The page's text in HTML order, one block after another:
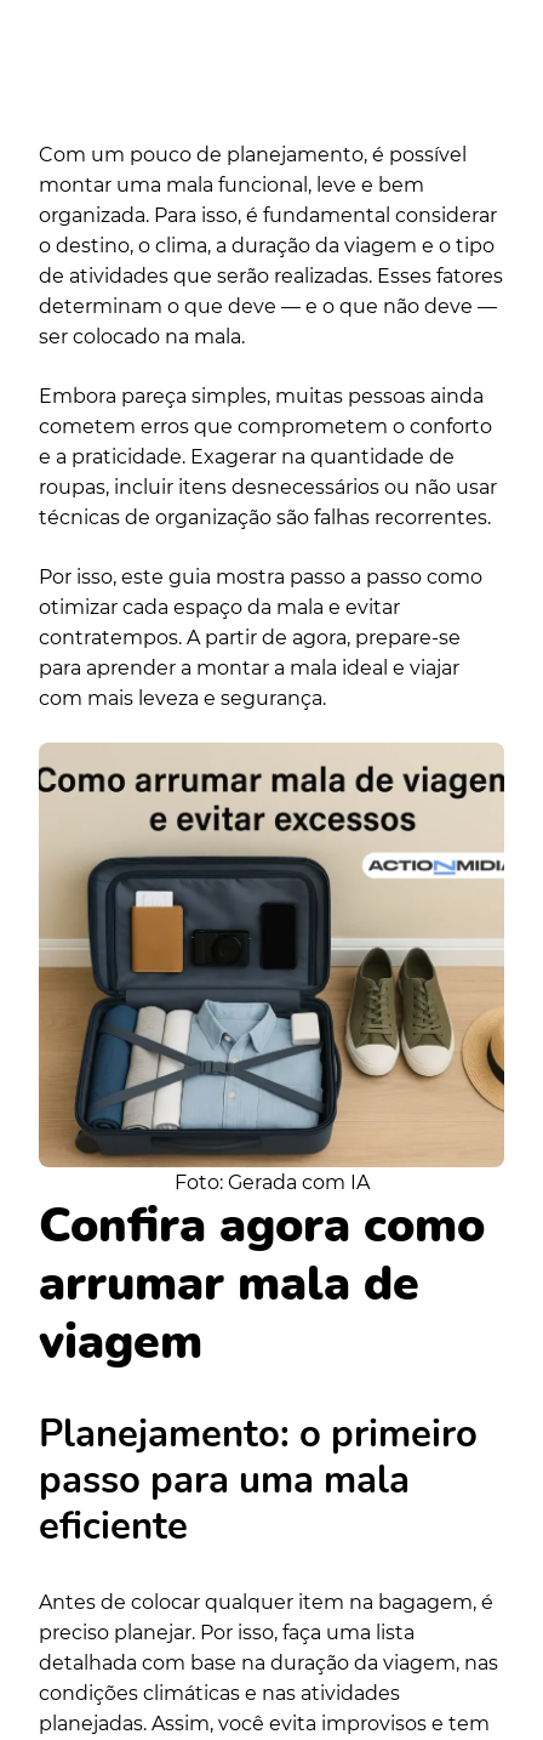
Com um pouco de planejamento, é possível
montar uma mala funcional, leve e bem
organizada. Para isso, é fundamental considerar
o destino, o clima, a duração da viagem e o tipo
de atividades que serão realizadas. Esses fatores
determinam o que deve — e o que não deve —
ser colocado na mala.
Embora pareça simples, muitas pessoas ainda
cometem erros que comprometem o conforto
e a praticidade. Exagerar na quantidade de
roupas, incluir itens desnecessários ou não usar
técnicas de organização são falhas recorrentes.
Por isso, este guia mostra passo a passo como
otimizar cada espaço da mala e evitar
contratempos. A partir de agora, prepare-se
para aprender a montar a mala ideal e viajar
com mais leveza e segurança.
Foto: Gerada com IA
Confira agora como
arrumar mala de
viagem
Planejamento: o primeiro
passo para uma mala
eficiente
Antes de colocar qualquer item na bagagem, é
preciso planejar. Por isso, faça uma lista
detalhada com base na duração da viagem, nas
condições climáticas e nas atividades
planejadas. Assim, você evita improvisos e tem